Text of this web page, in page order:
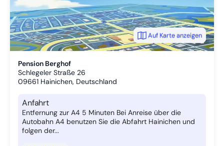
Pension Berghof
Schlegeler Straße 26
09661 Hainichen, Deutschland
Anfahrt
Entfernung zur A4 5 Minuten Bei Anreise über die
Autobahn A4 benutzen Sie die Abfahrt Hainichen und
folgen der...
Auf Karte anzeigen